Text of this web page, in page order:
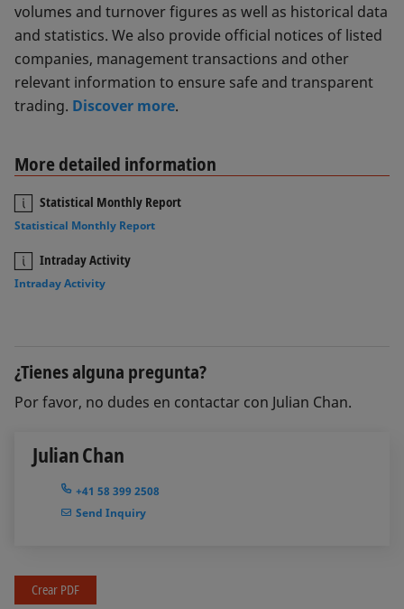
volumes and turnover figures as well as historical data
and statistics. We also provide official notices of listed
companies, management transactions and other
relevant information to ensure safe and transparent
trading. Discover more.
More detailed information
Statistical Monthly Report
Statistical Monthly Report
Intraday Activity
Intraday Activity
¿Tienes alguna pregunta?
Por favor, no dudes en contactar con Julian Chan.
Julian Chan
+41 58 399 2508
Send Inquiry
Crear PDF